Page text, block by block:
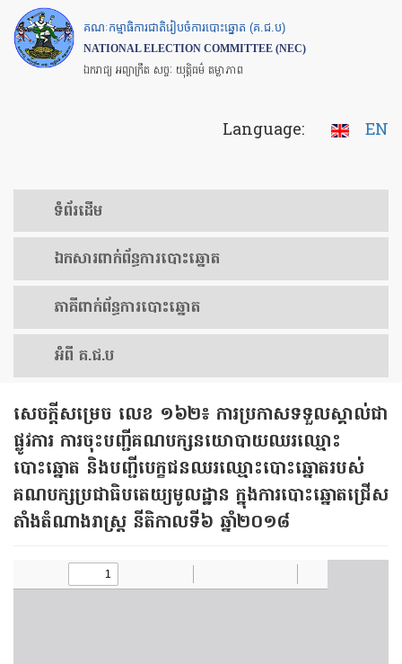
Skip
to
main
គណៈកម្មាធិការជាតិរៀបចំការបោះឆ្នោត (គ.ជ.ប)
NATIONAL ELECTION COMMITTEE (NEC)
ឯករាជ្យ អព្យាក្រឹត សច្ចៈ យុត្តិធម៌ តម្លាភាព
Language: EN
ទំព័រ​ដើម
ឯកសារ​ពាក់ព័ន្ធ​ការ​បោះឆ្នោត
​ភាគីពាក់ព័ន្ធ​​ការ​បោះឆ្នោត
អំពី គ.ជ.ប
សេចក្ដីសម្រេច លេខ ១៦២​៖ ការប្រកាសទទួលស្គាល់ជា
ផ្លូវការ ការចុះបញ្ជីគណបក្សនយោបាយឈរឈ្មោះ
បោះឆ្នោត និងបញ្ជីបេក្ខជនឈរឈ្មោះបោះឆ្នោត​របស់​
គណបក្សប្រជាធិបតេយ្យមូលដ្ឋាន ក្នុង​ការ​បោះ​ឆ្នោត​ជ្រើស​
តាំង​តំណាង​រាស្ត្រ នីតិកាល​ទី៦ ឆ្នាំ​២០១៨